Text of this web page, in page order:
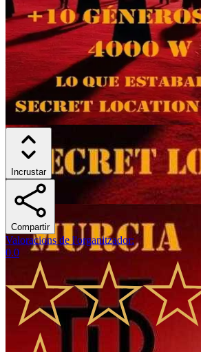
Incrustar
Compartir
Valoracions de l'organitzador:
0.0